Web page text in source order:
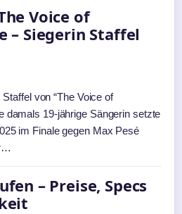
Voice of
– Siegerin Staffel
von “The Voice of
damals 19-jährige Sängerin setzte
im Finale gegen Max Pesé
– Preise, Specs